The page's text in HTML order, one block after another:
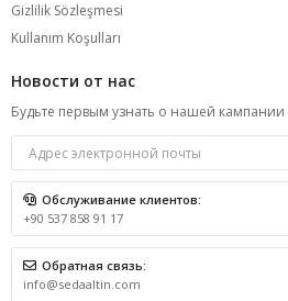
Gizlilik Sözleşmesi
Kullanım Koşulları
Новости от нас
Будьте первым узнать о нашей
Обслуживание клиентов:
+90 537 858 91 17
Обратная связь:
info@sedaaltin.com